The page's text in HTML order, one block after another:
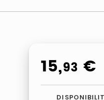
15,93 €